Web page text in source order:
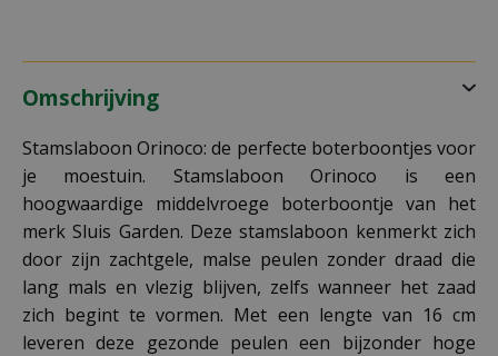
Omschrijving
Stamslaboon Orinoco: de perfecte boterboontjes voor
je moestuin. Stamslaboon Orinoco is een
hoogwaardige middelvroege boterboontje van het
merk Sluis Garden. Deze stamslaboon kenmerkt zich
door zijn zachtgele, malse peulen zonder draad die
lang mals en vlezig blijven, zelfs wanneer het zaad
zich begint te vormen. Met een lengte van 16 cm
leveren deze gezonde peulen een bijzonder hoge